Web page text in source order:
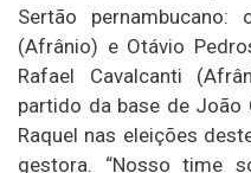
Sertão
(Afrânio) e Otávio
Rafael Cavalcanti
partido da base de João
Raquel nas eleições
gestora. “Nosso time